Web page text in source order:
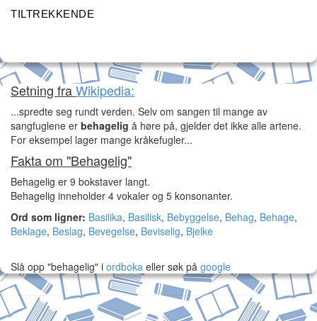
TILTREKKENDE
Setning fraWikipedia:
...spredte seg rundt verden. Selv om sangen til mange av
sangfuglene er behagelig å høre på, gjelder det ikke alle artene.
For eksempel lager mange kråkefugler...
Fakta om "Behagelig"
Behagelig er 9 bokstaver langt.
Behagelig inneholder 4 vokaler og 5 konsonanter.
Ord som ligner: Basilika, Basilisk, Bebyggelse, Behag, Behage,
Beklage, Beslag, Bevegelse, Beviselig, Bjelke
Slå opp "behagelig" i ordboka eller søk på google